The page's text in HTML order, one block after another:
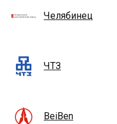
Челябинец
ЧТЗ
BeiBen